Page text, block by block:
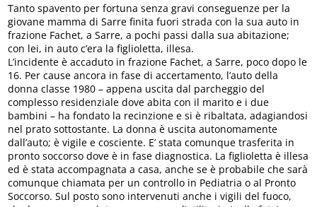
Tanto spavento per fortuna senza gravi conseguenze per la
giovane mamma di Sarre finita fuori strada con la sua auto in
frazione Fachet, a Sarre, a pochi passi dalla sua abitazione;
con lei, in auto c’era la figlioletta, illesa.
L’incidente è accaduto in frazione Fachet, a Sarre, poco dopo le
16. Per cause ancora in fase di accertamento, l’auto della
donna classe 1980 – appena uscita dal parcheggio del
complesso residenziale dove abita con il marito e i due
bambini – ha fondato la recinzione e si è ribaltata, adagiandosi
nel prato sottostante. La donna è uscita autonomamente
dall’auto; è vigile e cosciente. E’ stata comunque trasferita in
pronto soccorso dove è in fase diagnostica. La figlioletta è illesa
ed è stata accompagnata a casa, anche se è probabile che sarà
comunque chiamata per un controllo in Pediatria o al Pronto
Soccorso. Sul posto sono intervenuti anche i vigili del fuoco,